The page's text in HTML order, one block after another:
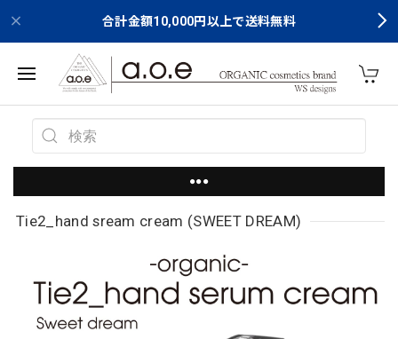
合計金額10,000円以上で送料無料
●●●
Tie2_hand sream cream (SWEET DREAM)